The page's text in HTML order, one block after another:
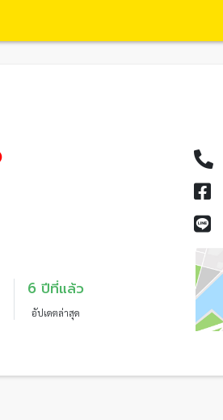
6 ปีที่แล้ว
อัปเดตล่าสุด